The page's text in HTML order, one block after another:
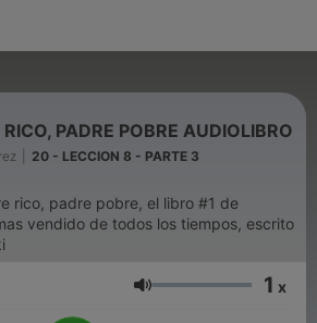
RICO, PADRE POBRE AUDIOLIBRO
20 - LECCION 8 - PARTE 3
rico, padre pobre, el libro #1 de
vendido de todos los tiempos, escrito
Volume 1 x